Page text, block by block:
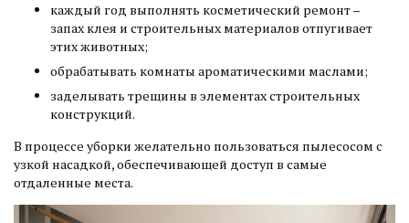
каждый год выполнять косметический ремонт –
запах клея и строительных материалов отпугивает
этих животных;
обрабатывать комнаты ароматическими маслами;
заделывать трещины в элементах строительных
конструкций.
В процессе уборки желательно пользоваться пылесосом с
узкой насадкой, обеспечивающей доступ в самые
отдаленные места.